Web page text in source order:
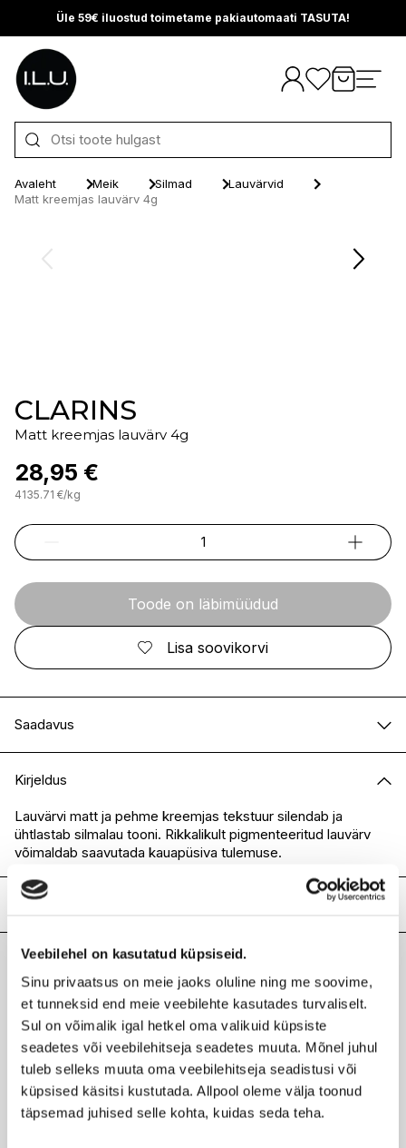
Veebilehel on kasutatud küpsiseid.
Sinu privaatsus on meie jaoks oluline ning me soovime,
et tunneksid end meie veebilehte kasutades turvaliselt.
Sul on võimalik igal hetkel oma valikuid küpsiste
seadetes või veebilehitseja seadetes muuta. Mõnel juhul
tuleb selleks muuta oma veebilehitseja seadistusi või
küpsised käsitsi kustutada. Allpool oleme välja toonud
täpsemad juhised selle kohta, kuidas seda teha.
Üle 59€ iluostud toimetame pakiautomaati TASUTA!
Otse sisu juurde
Avaleht Meik Silmad
Lauvärvid
Matt kreemjas lauvärv 4g
CLARINS
Matt kreemjas lauvärv 4g
28,95 €
4135.71 €/kg
Toode on läbimüüdud
Lisa soovikorvi
Saadavus
I.L.U. Kristiine
I.L.U. Ülemiste
Ei ole saadaval
I.L.U. Rocca
Ei ole saadaval
I.L.U. Lõunakeskus
Ei ole saadaval
I.L.U. Pärnu
Kirjeldus
Lauvärvi matt ja pehme kreemjas tekstuur silendab ja
ühtlastab silmalau tooni. Rikkalikult pigmenteeritud lauvärv
võimaldab saavutada kauapüsiva tulemuse.
Lisainfo
Ribakood
3380810269437
Viimati vaadatud tooted
CLARINS
Matt kreemjas lauvärv 4g